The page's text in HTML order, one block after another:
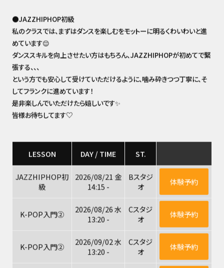
●JAZZHIPHOP初級
私のクラスでは、まずはダンスを楽しむをモットーに明るくわいわいと進
めています😌
ダンススキルを向上させたい方はもちろん、JAZZHIPHOPが初めてで緊
張する、、、
という方でも安心して受けていただけるように、噛み砕きつつ丁寧に、そ
してフランクに進めています！
是非楽しんでいただけたら嬉しいです✨
皆様お待ちしてます♡
LESSON DAY / TIME ST.
JAZZHIPHOP初
級
2026/08/21 金
14:15 -
Bスタジ
オ
体験予約
K-POP入門②
2026/08/26 水
13:20 -
Cスタジ
オ
体験予約
K-POP入門②
2026/09/02 水
13:20 -
Cスタジ
オ
体験予約